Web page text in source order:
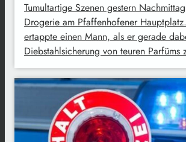
Tumultartige Szenen gestern
Drogerie am Pfaffenhofener
ertappte einen Mann, als er gerade
Diebstahlsicherung von teuren